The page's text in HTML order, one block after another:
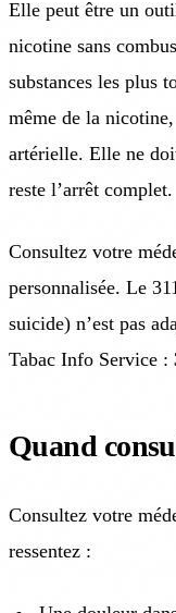
Elle peut être un
nicotine sans
substances les plus
même de la
artérielle. Elle ne
reste l’arrêt complet.
Consultez votre
personnalisée. Le
suicide) n’est pas
Tabac Info Service :
Quand
Consultez votre
ressentez :